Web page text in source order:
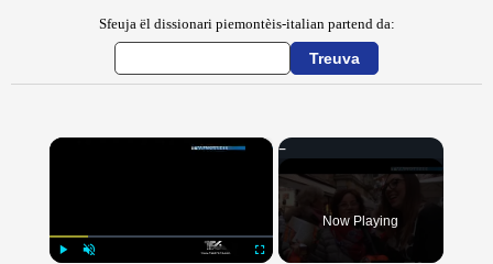
Sfeuja ël dissionari piemontèis-italian partend da:
×
Now Playing